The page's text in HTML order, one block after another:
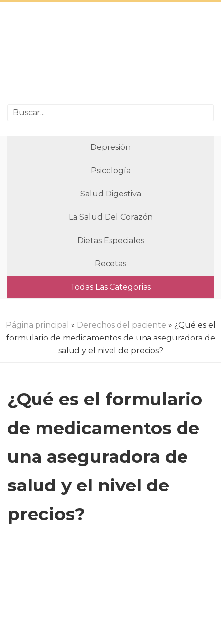
Depresión
Psicología
Salud Digestiva
La Salud Del Corazón
Dietas Especiales
Recetas
Todas Las Categorias
Página principal » Derechos del paciente » ¿Qué es el
formulario de medicamentos de una aseguradora de
salud y el nivel de precios?
¿Qué es el formulario
de medicamentos de
una aseguradora de
salud y el nivel de
precios?